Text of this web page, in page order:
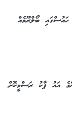
ބޯލްރޫމެއް
އައު ޕާކު ރަސްމީކޮށް